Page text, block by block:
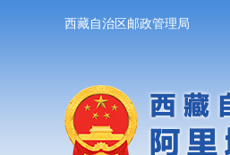
西藏自治区邮政管理局